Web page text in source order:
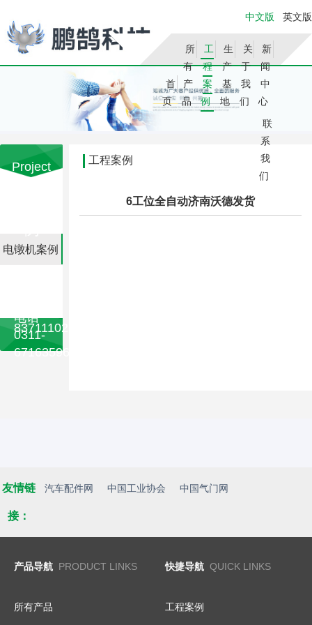
中文版 英文版
首
页
所
有
产
品
工
程
案
例
生
产
基
地
关
于
我
们
新
闻
中
心
联
系
我
们
Project
电镦机案例
电话
83711102
0311-
67163596
工程案例
6工位全自动济南沃德发货
友情链
接：
汽车配件网 中国工业协会 中国气门网
产品导航 PRODUCT LINKS
所有产品
快捷导航 QUICK LINKS
工程案例